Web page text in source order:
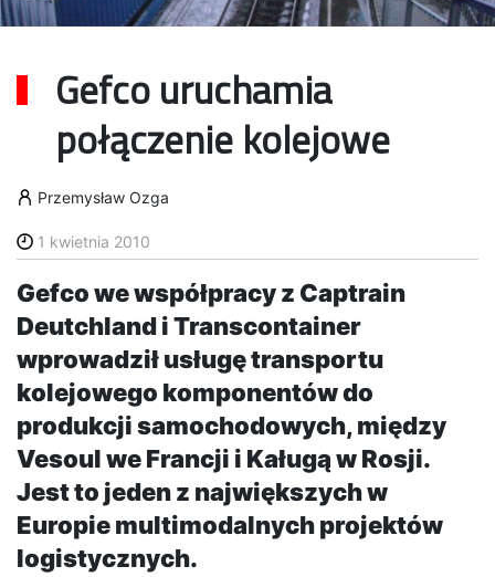
Gefco uruchamia
połączenie kolejowe
Przemysław Ozga
1 kwietnia 2010
Gefco we współpracy z Captrain
Deutchland i Transcontainer
wprowadził usługę transportu
kolejowego komponentów do
produkcji samochodowych, między
Vesoul we Francji i Kaługą w Rosji.
Jest to jeden z największych w
Europie multimodalnych projektów
logistycznych.